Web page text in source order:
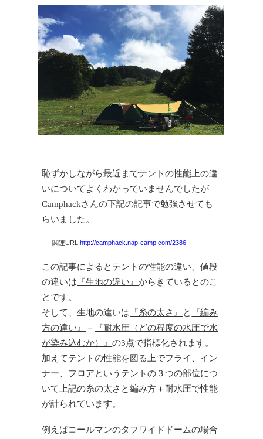
恥ずかしながら最近までテントの性能上の違
いについてよくわかっていませんでしたが
Camphackさんの下記の記事で勉強させても
らいました。
関連URL:http://camphack.nap-camp.com/2386
この記事によるとテントの性能の違い、値段
の違いは 『生地の違い』からきているとのこ
とです。
そして、生地の違いは 『糸の太さ』 と
『編み
方の違い』
＋
『耐水圧（どの程度の水圧で水
が染み込むか）』の3点で指標化されます。
加えてテントの性能を図る上でフライ
イン
ナー
フロアというテントの３つの部位につ
いて上記の糸の太さと編み方＋耐水圧で性能
が計られています。
例えばコールマンのタフワイドドームの場合